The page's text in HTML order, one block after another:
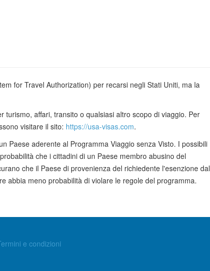
for Travel Authorization) per recarsi negli Stati Uniti, ma la
affari, transito o qualsiasi altro scopo di viaggio. Per
visitare il sito: https://usa-visas.com.
Paese aderente al Programma Viaggio senza Visto. I possibili
che i cittadini di un Paese membro abusino del
che il Paese di provenienza del richiedente l'esenzione dal
abbia meno probabilità di violare le regole del programma.
e condizioni